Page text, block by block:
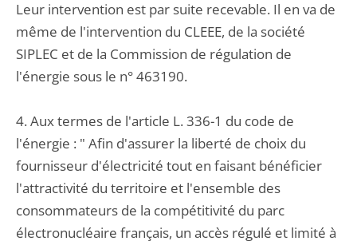
Leur intervention est par suite recevable. Il en va de
même de l'intervention du CLEEE, de la société
SIPLEC et de la Commission de régulation de
l'énergie sous le n° 463190.
4. Aux termes de l'article L. 336-1 du code de
l'énergie : " Afin d'assurer la liberté de choix du
fournisseur d'électricité tout en faisant bénéficier
l'attractivité du territoire et l'ensemble des
consommateurs de la compétitivité du parc
électronucléaire français, un accès régulé et limité à